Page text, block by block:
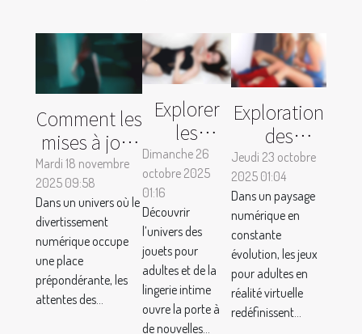
Comment les
mises à jour
quotidiennes
améliorent-
elles votre
expérience
de streaming
vidéo ?
Mardi 18 novembre
2025 09:58
Dans un univers où le
divertissement
numérique occupe
une place
prépondérante, les
attentes des...
Explorer
les
avantages
des jouets
pour
adultes et
de la
lingerie
intime
Dimanche 26
octobre 2025
01:16
Découvrir
l’univers des
jouets pour
adultes et de la
lingerie intime
ouvre la porte à
de nouvelles...
Exploration
des
tendances
émergentes
des jeux
pour
adultes en
réalité
virtuelle
Jeudi 23 octobre
2025 01:04
Dans un paysage
numérique en
constante
évolution, les jeux
pour adultes en
réalité virtuelle
redéfinissent...